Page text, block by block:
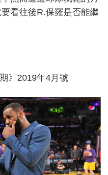
看往後R.保羅是否能繼
》2019年4月號